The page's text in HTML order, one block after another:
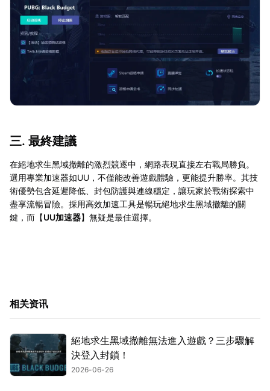
三. 最終建議
在絕地求生黑域撤離的激烈競逐中，網路表現直接左右戰局勝負。
選用專業加速器如UU，不僅能改善遊戲體驗，更能提升勝率。其技
術優勢包含延遲降低、封包防護與連線穩定，讓玩家於戰術探索中
盡享流暢冒險。採用高效加速工具是暢玩絕地求生黑域撤離的關
鍵，而【UU加速器】無疑是最佳選擇。
相关资讯
絕地求生黑域撤離無法進入遊戲？三步驟解
決登入封鎖！
2026-06-26